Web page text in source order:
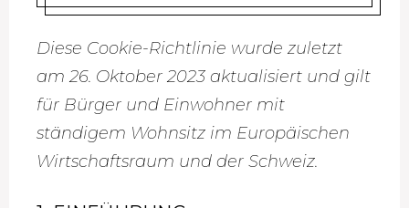
Diese Cookie-Richtlinie wurde zuletzt
am 26. Oktober 2023 aktualisiert und gilt
für Bürger und Einwohner mit
ständigem Wohnsitz im Europäischen
Wirtschaftsraum und der Schweiz.